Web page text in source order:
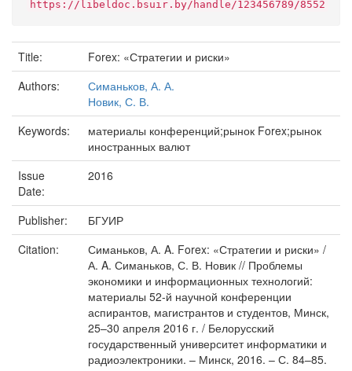
https://libeldoc.bsuir.by/handle/123456789/8552
Title:
Forex: «Стратегии и риски»
Authors:
Симаньков, А. А.
Новик, С. В.
Keywords:
материалы конференций;рынок Forex;рынок
иностранных валют
Issue
Date:
2016
Publisher:
БГУИР
Citation:
Симаньков, А. A. Forex: «Стратегии и риски» /
А. A. Симаньков, С. В. Новик // Проблемы
экономики и информационных технологий:
материалы 52-й научной конференции
аспирантов, магистрантов и студентов, Минск,
25–30 апреля 2016 г. / Белорусский
государственный университет информатики и
радиоэлектроники. – Минск, 2016. – С. 84–85.